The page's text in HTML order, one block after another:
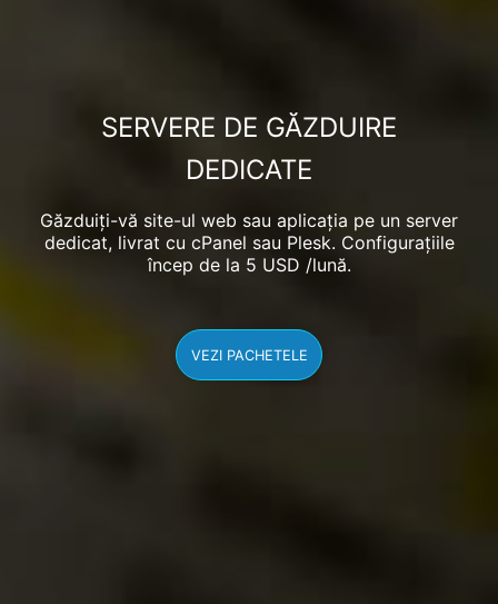
SERVERE DE GĂZDUIRE
DEDICATE
Găzduiți-vă site-ul web sau aplicația pe un server
dedicat, livrat cu cPanel sau Plesk. Configurațiile
încep de la 5 USD /lună.
VEZI PACHETELE